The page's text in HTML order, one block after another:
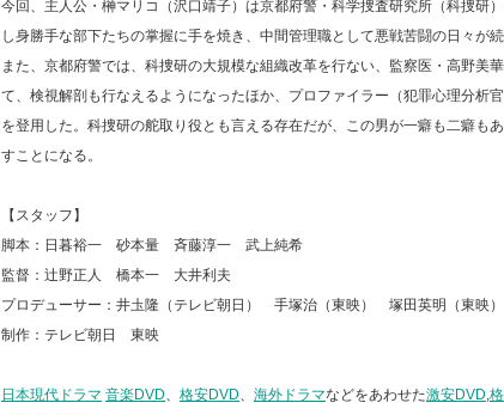
今回、主人公・榊マリコ（沢口靖子）は京都府警・科学捜査研究所（科捜研
し身勝手な部下たちの掌握に手を焼き、中間管理職として悪戦苦闘の日々が続
また、京都府警では、科捜研の大規模な組織改革を行ない、監察医・高野美
て、検視解剖も行なえるようになったほか、プロファイラー（犯罪心理分析官
を登用した。科捜研の舵取り役とも言える存在だが、この男が一癖も二癖も
すことになる。
【スタッフ】
脚本：日暮裕一 砂本量 斉藤淳一 武上純希
監督：辻野正人 橋本一 大井利夫
プロデューサー：井圡隆（テレビ朝日） 手塚治（東映） 塚田英明（東映）
制作：テレビ朝日 東映
日本現代ドラマ 音楽DVD、 格安DVD、 海外ドラマなどをあわせた激安DVD,